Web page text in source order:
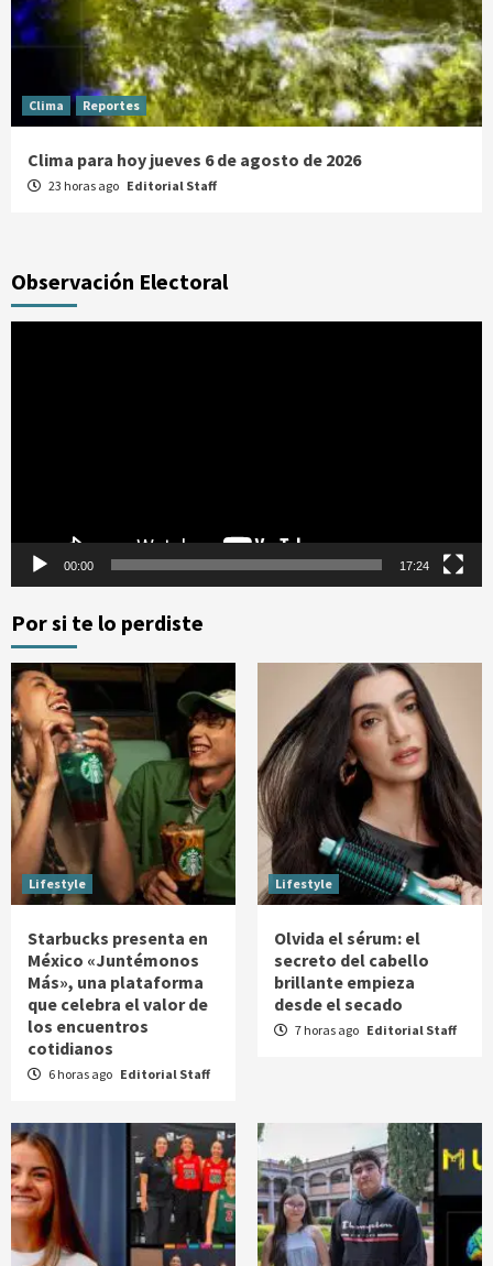
Clima Reportes
Clima para hoy jueves 6 de agosto de 2026
23 horas ago Editorial Staff
Observación Electoral
00:00 17:24
Por si te lo perdiste
Lifestyle
Starbucks presenta en
México «Juntémonos
Más», una plataforma
que celebra el valor de
los encuentros
cotidianos
6 horas ago Editorial Staff
Lifestyle
Olvida el sérum: el
secreto del cabello
brillante empieza
desde el secado
7 horas ago Editorial Staff